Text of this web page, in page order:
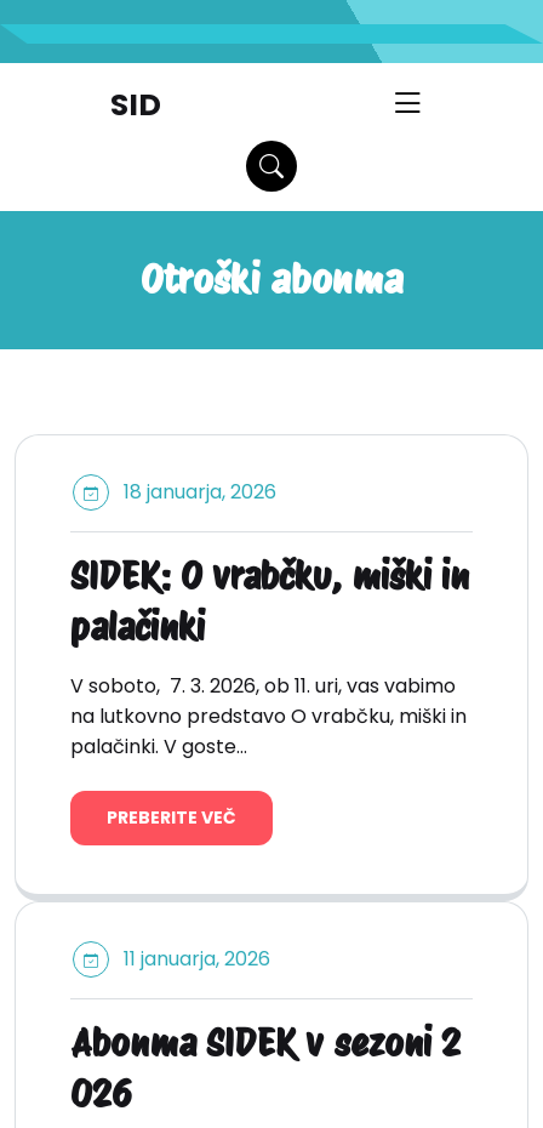
SID
Otroški abonma
18 januarja, 2026
SIDEK: O vrabčku, miški in
palačinki
V soboto, 7. 3. 2026, ob 11. uri, vas vabimo
na lutkovno predstavo O vrabčku, miški in
palačinki. V goste…
PREBERITE VEČ
11 januarja, 2026
Abonma SIDEK v sezoni 2
026